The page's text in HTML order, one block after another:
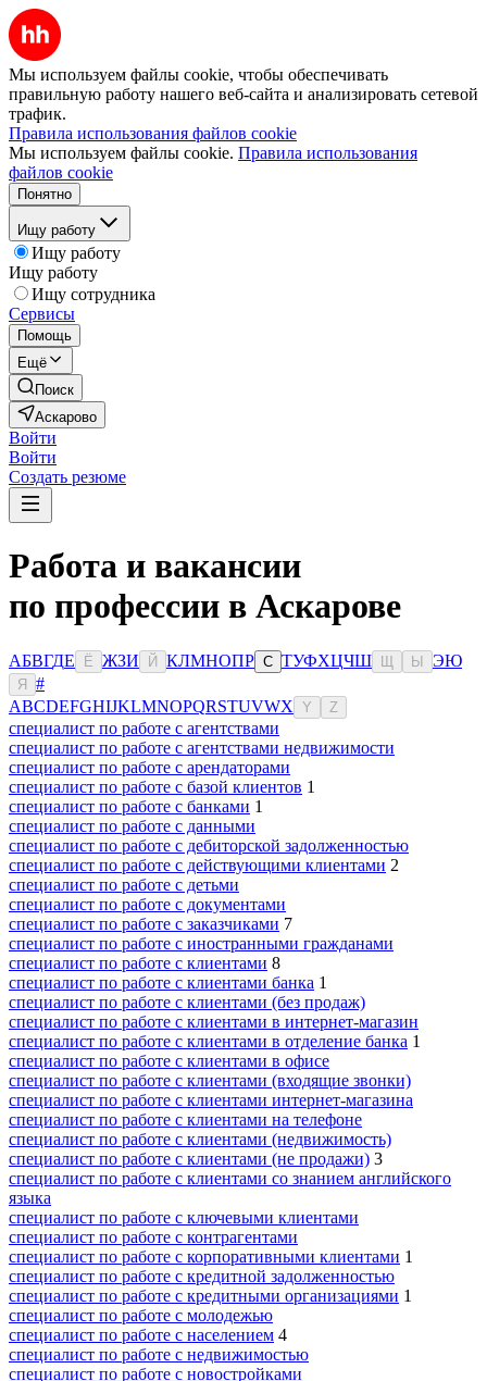
Мы используем файлы cookie, чтобы обеспечивать
правильную работу нашего веб-сайта и анализировать сетевой
трафик.
Правила использования файлов cookie
Мы используем файлы cookie. Правила использования
файлов cookie
Понятно
Ищу работу
Ищу работу
Ищу работу
Ищу сотрудника
Сервисы
Помощь
Ещё
Поиск
Аскарово
Войти
Войти
Создать резюме
Работа и вакансии
по профессии в Аскарове
АБВГДЕ Ё ЖЗИ Й КЛМНОПР С ТУФХЦЧШ Ы ЭЮ
Я
#
ABCDEFGHIJKLMNOPQRSTUVWX Y Z
специалист по работе с агентствами
специалист по работе с агентствами недвижимости
специалист по работе с арендаторами
специалист по работе с базой клиентов 1
специалист по работе с банками 1
специалист по работе с данными
специалист по работе с дебиторской задолженностью
специалист по работе с действующими клиентами 2
специалист по работе с детьми
специалист по работе с документами
специалист по работе с заказчиками 7
специалист по работе с иностранными гражданами
специалист по работе с клиентами 8
специалист по работе с клиентами банка 1
специалист по работе с клиентами (без продаж)
специалист по работе с клиентами в интернет-магазин
специалист по работе с клиентами в отделение банка 1
специалист по работе с клиентами в офисе
специалист по работе с клиентами (входящие звонки)
специалист по работе с клиентами интернет-магазина
специалист по работе с клиентами на телефоне
специалист по работе с клиентами (недвижимость)
специалист по работе с клиентами (не продажи) 3
специалист по работе с клиентами со знанием английского
языка
специалист по работе с ключевыми клиентами
специалист по работе с контрагентами
специалист по работе с корпоративными клиентами 1
специалист по работе с кредитной задолженностью
специалист по работе с кредитными организациями 1
специалист по работе с молодежью
специалист по работе с населением 4
специалист по работе с недвижимостью
специалист по работе с новостройками